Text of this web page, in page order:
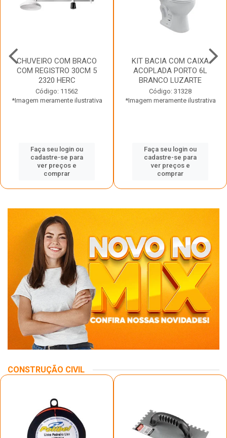
CHUVEIRO COM BRACO
COM REGISTRO 30CM 5
2320 HERC
Código: 11562
*Imagem meramente ilustrativa
Faça seu login ou
cadastre-se para
ver preços e
comprar
KIT BACIA COM CAIXA
ACOPLADA PORTO 6L
BRANCO LUZARTE
Código: 31328
*Imagem meramente ilustrativa
Faça seu login ou
cadastre-se para
ver preços e
comprar
CONSTRUÇÃO CIVIL